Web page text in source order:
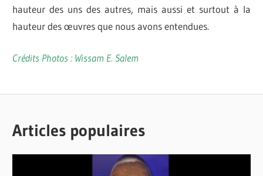
hauteur des uns des autres, mais aussi et surtout à la
hauteur des œuvres que nous avons entendues.
Crédits Photos : Wissam E. Salem
ARTS
MUSIQUE
COEUR
Articles populaires